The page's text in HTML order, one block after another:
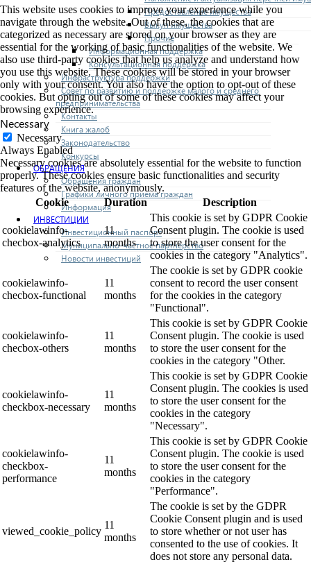
Предоставление имущества
Выкуп имущества
Прочие
Информационная поддержка
Консультационная поддержка
Инфраструктура поддержки
Совет по развитию и поддержке малого и среднего
предпринимательства
Контакты
Книга жалоб
Законодательство
Конкурсы
ОБРАЩЕНИЯ
Обращения граждан
Графики личного приема граждан
Информация
ИНВЕСТИЦИИ
Инвестиционный паспорт
Муниципально-частное партнерство
Новости инвестиций
This website uses cookies to improve your experience while you
navigate through the website. Out of these, the cookies that are
categorized as necessary are stored on your browser as they are
essential for the working of basic functionalities of the website. We
also use third-party cookies that help us analyze and understand how
you use this website. These cookies will be stored in your browser
only with your consent. You also have the option to opt-out of these
cookies. But opting out of some of these cookies may affect your
browsing experience.
Necessary
Necessary
Always Enabled
Necessary cookies are absolutely essential for the website to function
properly. These cookies ensure basic functionalities and security
features of the website, anonymously.
Cookie
Duration Description
cookielawinfo-
checbox-analytics
11
months
This cookie is set by GDPR Cookie
Consent plugin. The cookie is used
to store the user consent for the
cookies in the category "Analytics".
cookielawinfo-
checbox-functional
11
months
The cookie is set by GDPR cookie
consent to record the user consent
for the cookies in the category
"Functional".
cookielawinfo-
checbox-others
11
months
This cookie is set by GDPR Cookie
Consent plugin. The cookie is used
to store the user consent for the
cookies in the category "Other.
cookielawinfo-
checkbox-necessary
11
months
This cookie is set by GDPR Cookie
Consent plugin. The cookies is used
to store the user consent for the
cookies in the category
"Necessary".
cookielawinfo-
checkbox-
performance
11
months
This cookie is set by GDPR Cookie
Consent plugin. The cookie is used
to store the user consent for the
cookies in the category
"Performance".
viewed_cookie_policy
11
months
The cookie is set by the GDPR
Cookie Consent plugin and is used
to store whether or not user has
consented to the use of cookies. It
does not store any personal data.